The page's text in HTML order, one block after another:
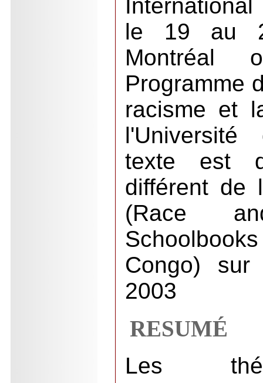
le 19 au
Montréal
Programme
racisme et
texte est
différent de
(Race
Congo)
2003
RESUMÉ
Les